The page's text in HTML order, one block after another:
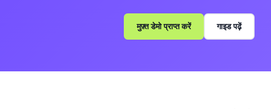
मुफ़्त डेमो प्राप्त करें गाइड पढ़ें